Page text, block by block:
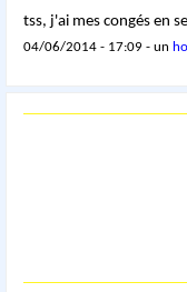
tss, j'ai mes congés en
04/06/2014 - 17:09 - un